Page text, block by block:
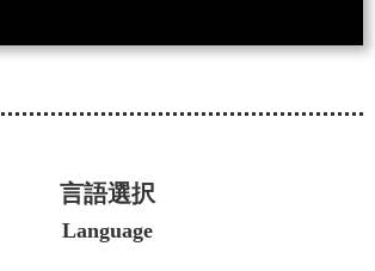
言語選択
Language